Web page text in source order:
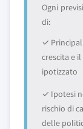
Ogni
di:
✓
crescita e
ipotizzato
✓ Ipotesi
rischio di
delle